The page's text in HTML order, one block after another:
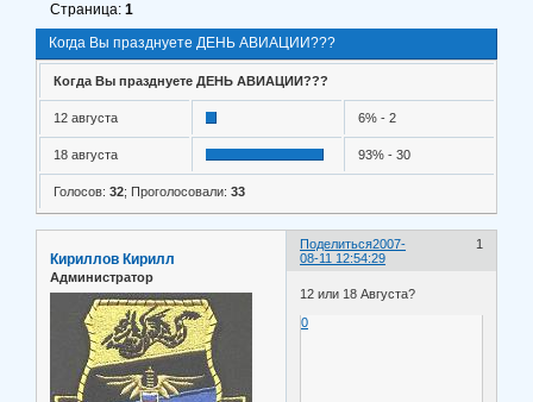
Когда Вы празднуете ДЕНЬ АВИАЦИИ???
Страница:1
Когда Вы празднуете ДЕНЬ АВИАЦИИ???
12 августа 6% - 2
18 августа 93% - 30
Голосов: 32; Проголосовали: 33
Поделиться 1
2007-
08-11 12:54:29
Кириллов Кирилл
Администратор
12 или 18 Августа?
0